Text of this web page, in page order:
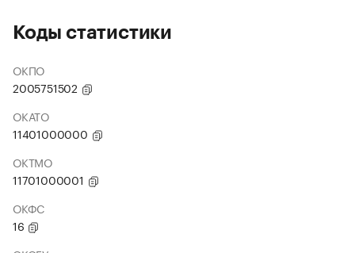
Коды статистики
ОКПО
2005751502
ОКАТО
11401000000
ОКТМО
11701000001
ОКФС
16